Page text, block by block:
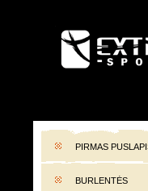
PIRMAS
BURLENTĖS